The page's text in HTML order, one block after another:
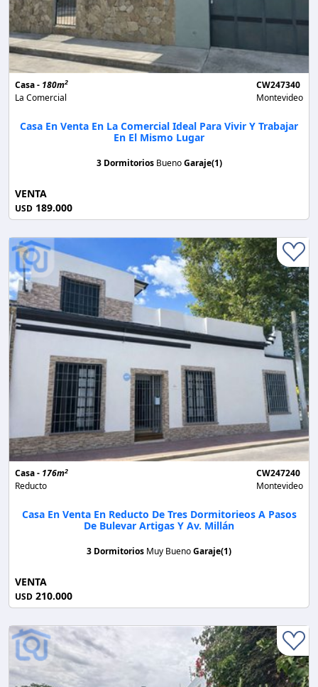
Casa - 180m2
La Comercial
CW247340
Montevideo
Casa En Venta En La Comercial Ideal Para Vivir Y Trabajar
En El Mismo Lugar
3 Dormitorios BuenoGaraje(1)
VENTA
USD 189.000
Casa - 176m2
Reducto
CW247240
Montevideo
Casa En Venta En Reducto De Tres Dormitorieos A Pasos
De Bulevar Artigas Y Av. Millán
3 Dormitorios Muy BuenoGaraje(1)
VENTA
USD 210.000